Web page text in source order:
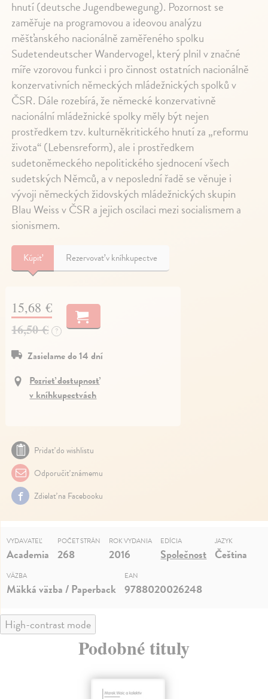
hnutí (deutsche Jugendbewegung). Pozornost se
zaměřuje na programovou a ideovou analýzu
měšťanského nacionálně zaměřeného spolku
Sudetendeutscher Wandervogel, který plnil v značné
míře vzorovou funkci i pro činnost ostatních nacionálně
konzervativních německých mládežnických spolků v
ČSR. Dále rozebírá, že německé konzervativně
nacionální mládežnické spolky měly být nejen
prostředkem tzv. kulturněkritického hnutí za „reformu
života“ (Lebensreform), ale i prostředkem
sudetoněmeckého nepolitického sjednocení všech
sudetských Němců, a v neposlední řadě se věnuje i
vývoji německých židovských mládežnických skupin
Blau Weiss v ČSR a jejich oscilaci mezi socialismem a
sionismem.
Kúpiť Rezervovať v kníhkupectve
15,68 €
16,50 € ?
Zasielame do 14 dní
Pozrieť dostupnosť
v kníhkupectvách
Pridať do wishlistu
Odporučiť známemu
Zdielať na Facebooku
VYDAVATEĽ
Academia
POČET STRÁN
268
ROK VYDANIA
2016
EDÍCIA
Společnost
JAZYK
Čeština
VÄZBA
Mäkká väzba / Paperback
EAN
9788020026248
High-contrast mode
Podobné tituly